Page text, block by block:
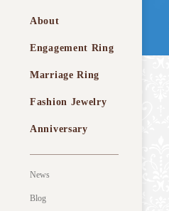
About
Engagement Ring
Marriage Ring
Fashion Jewelry
Anniversary
News
Blog